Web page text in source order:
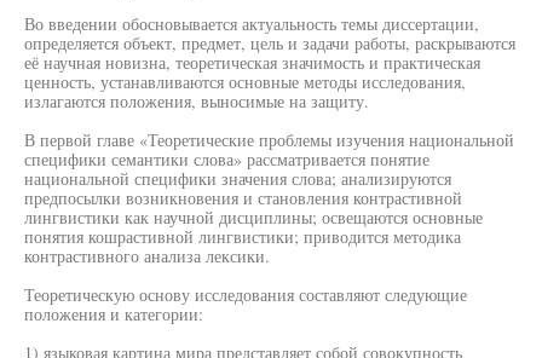
Во введении обосновывается актуальность темы диссертации,
определяется объект, предмет, цель и задачи работы, раскрываются
её научная новизна, теоретическая значимость и практическая
ценность, устанавливаются основные методы исследования,
излагаются положения, выносимые на защиту.
В первой главе «Теоретические проблемы изучения национальной
специфики семантики слова» рассматривается понятие
национальной специфики значения слова; анализируются
предпосылки возникновения и становления контрастивной
лингвистики как научной дисциплины; освещаются основные
понятия кошрастивной лингвистики; приводится методика
контрастивного анализа лексики.
Теоретическую основу исследования составляют следующие
положения и категории:
1) языковая картина мира представляет собой совокупность